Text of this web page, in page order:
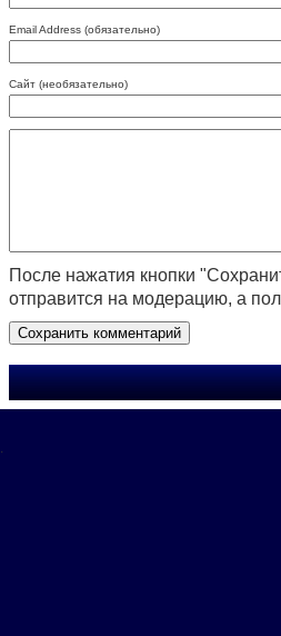
Email Address (обязательно)
Сайт (необязательно)
После нажатия кнопки
отправится на модерацию, а
.